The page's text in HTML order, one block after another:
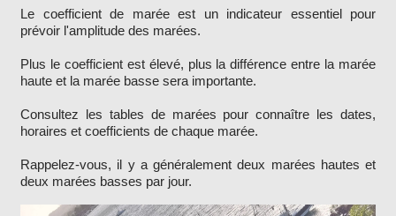
Le coefficient de marée est un indicateur essentiel pour
prévoir l'amplitude des marées.
Plus le coefficient est élevé, plus la différence entre la marée
haute et la marée basse sera importante.
Consultez les tables de marées pour connaître les dates,
horaires et coefficients de chaque marée.
Rappelez-vous, il y a généralement deux marées hautes et
deux marées basses par jour.